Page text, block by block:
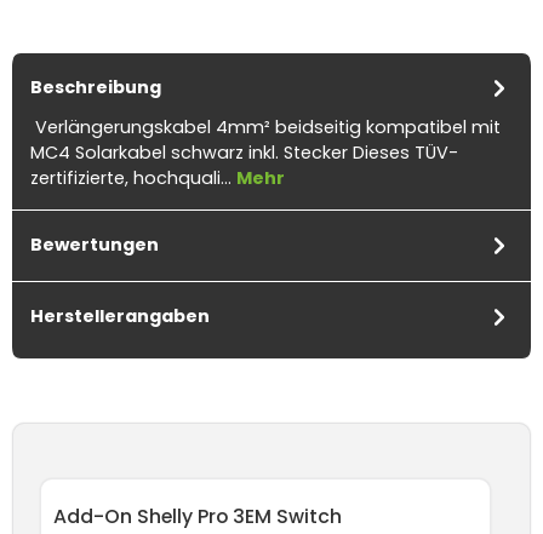
Beschreibung
Verlängerungskabel 4mm² beidseitig kompatibel mit
MC4 Solarkabel schwarz inkl. Stecker Dieses TÜV-
zertifizierte, hochquali… Mehr
Bewertungen
Herstellerangaben
Add-On Shelly Pro 3EM Switch